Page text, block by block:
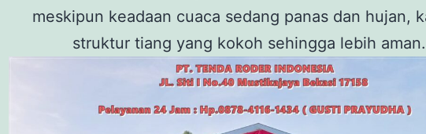
meskipun keadaan cuaca sedang panas dan hujan,
struktur tiang yang kokoh sehingga lebih aman.